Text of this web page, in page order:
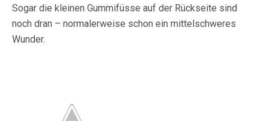
Sogar die kleinen Gummifüsse auf der Rückseite sind
noch dran – normalerweise schon ein mittelschweres
Wunder.